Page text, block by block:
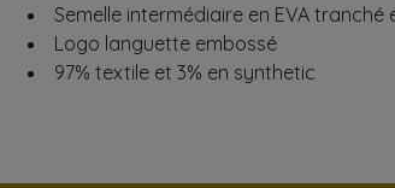
Semelle intermédiaire en EVA tranché
Logo languette embossé
97% textile et 3% en synthetic